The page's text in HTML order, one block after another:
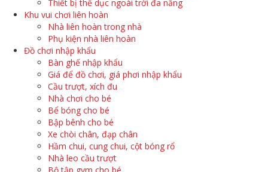
Thiết bị thể dục ngoài trời đa năng
Khu vui chơi liên hoàn
Nhà liên hoàn trong nhà
Phụ kiện nhà liên hoàn
Đồ chơi nhập khẩu
Bàn ghế nhập khẩu
Giá để đồ chơi, giá phơi nhập khẩu
Cầu trượt, xích đu
Nhà chơi cho bé
Bể bóng cho bé
Bập bênh cho bé
Xe chòi chân, đạp chân
Hầm chui, cung chui, cột bóng rổ
Nhà leo cầu trượt